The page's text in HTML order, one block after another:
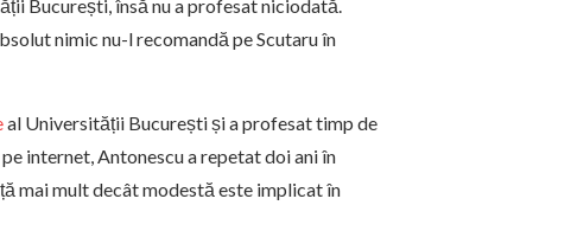
București, însă nu a profesat niciodată.
nimic nu-l recomandă pe Scutaru în
al Universității București și a profesat timp de
internet, Antonescu a repetat doi ani în
mai mult decât modestă este implicat în